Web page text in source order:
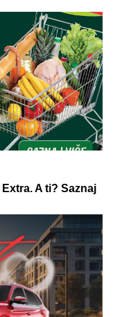
je ovu lampu, a
čuvaju u
imaju